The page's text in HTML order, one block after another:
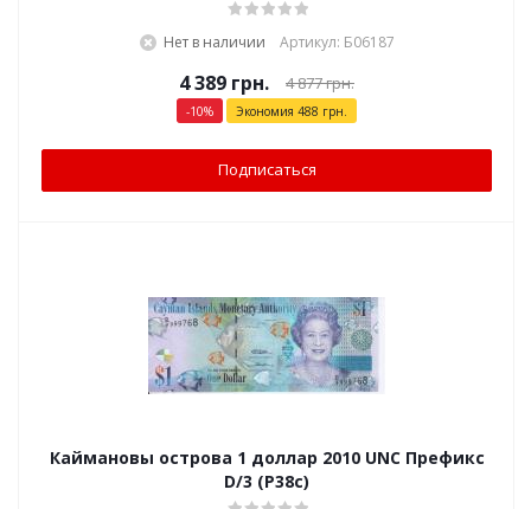
Нет в наличии Артикул: Б06187
4 389 грн. 4 877грн.
-10% Экономия 488 грн.
Подписаться
Каймановы острова 1 доллар 2010 UNC Префикс
D/3 (P38c)